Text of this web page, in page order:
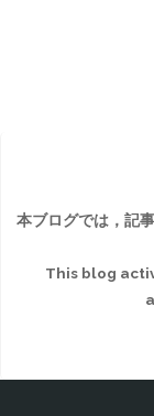
本ブログでは，記
This blog